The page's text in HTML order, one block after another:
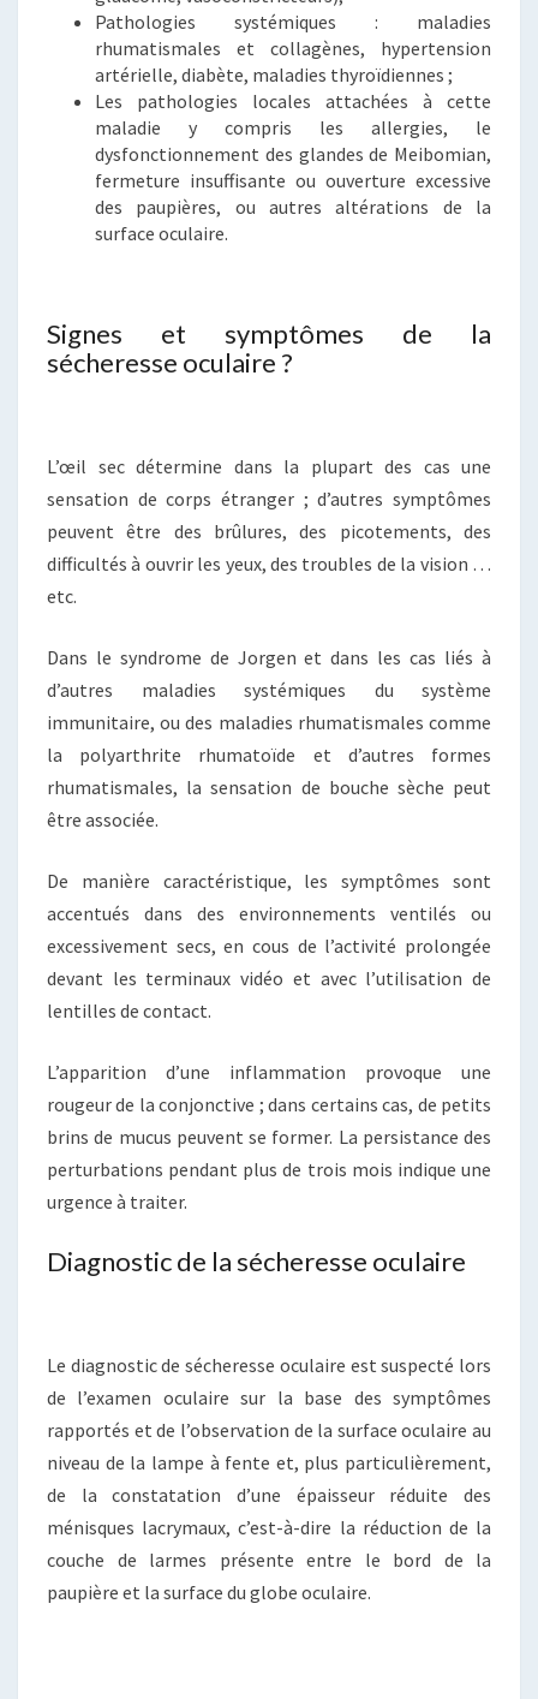
Pathologies systémiques : maladies
rhumatismales et collagènes, hypertension
artérielle, diabète, maladies thyroïdiennes ;
Les pathologies locales attachées à cette
maladie y compris les allergies, le
dysfonctionnement des glandes de Meibomian,
fermeture insuffisante ou ouverture excessive
des paupières, ou autres altérations de la
surface oculaire.
Signes et symptômes de la
sécheresse oculaire ?
L’œil sec détermine dans la plupart des cas une
sensation de corps étranger ; d’autres symptômes
peuvent être des brûlures, des picotements, des
difficultés à ouvrir les yeux, des troubles de la vision …
etc.
Dans le syndrome de Jorgen et dans les cas liés à
d’autres maladies systémiques du système
immunitaire, ou des maladies rhumatismales comme
la polyarthrite rhumatoïde et d’autres formes
rhumatismales, la sensation de bouche sèche peut
être associée.
De manière caractéristique, les symptômes sont
accentués dans des environnements ventilés ou
excessivement secs, en cous de l’activité prolongée
devant les terminaux vidéo et avec l’utilisation de
lentilles de contact.
L’apparition d’une inflammation provoque une
rougeur de la conjonctive ; dans certains cas, de petits
brins de mucus peuvent se former. La persistance des
perturbations pendant plus de trois mois indique une
urgence à traiter.
Diagnostic de la sécheresse oculaire
Le diagnostic de sécheresse oculaire est suspecté lors
de l’examen oculaire sur la base des symptômes
rapportés et de l’observation de la surface oculaire au
niveau de la lampe à fente et, plus particulièrement,
de la constatation d’une épaisseur réduite des
ménisques lacrymaux, c’est-à-dire la réduction de la
couche de larmes présente entre le bord de la
paupière et la surface du globe oculaire.